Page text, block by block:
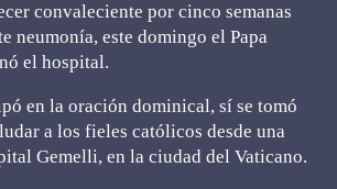
convaleciente por cinco semanas
neumonía, este domingo el Papa
el hospital.
en la oración dominical, sí se tomó
a los fieles católicos desde una
Gemelli, en la ciudad del Vaticano.